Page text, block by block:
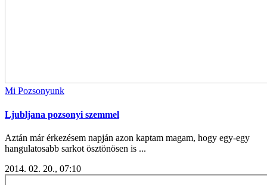
Mi Pozsonyunk
Ljubljana pozsonyi szemmel
Aztán már érkezésem napján azon kaptam magam, hogy egy-egy
hangulatosabb sarkot ösztönösen is ...
2014. 02. 20., 07:10